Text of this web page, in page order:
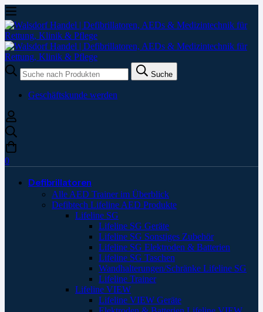
Suche
nach:
Suche
Geschäftskunde werden
0
Defibrillatoren
Alle AED Trainer im Überblick
Defibtech Lifeline AED Produkte
Lifeline SG
Lifeline SG Geräte
Lifeline SG Sonstiges Zubehör
Lifeline SG Elektroden & Batterien
Lifeline SG Taschen
Wandhalterungen/Schränke Lifeline SG
Lifeline Trainer
Lifeline VIEW
Lifeline VIEW Geräte